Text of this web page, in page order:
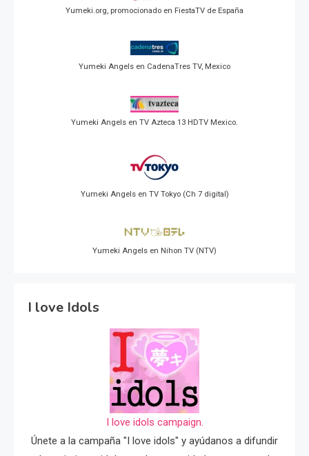
Yumeki.org, promocionado en FiestaTV de España
Yumeki Angels en CadenaTres TV, Mexico
Yumeki Angels en TV Azteca 13 HDTV Mexico.
Yumeki Angels en TV Tokyo (Ch 7 digital)
Yumeki Angels en Nihon TV (NTV)
I love Idols
I love idols campaign.
Únete a la campaña "I love idols" y ayúdanos a difundir